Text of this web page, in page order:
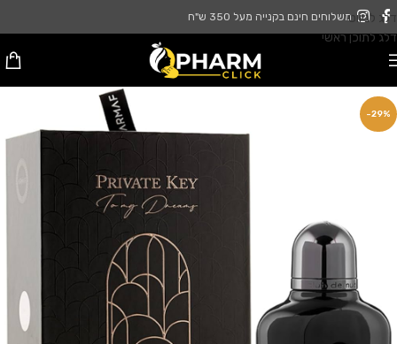
דלג לניווט
דלג לתוכן ראשי
משלוחים חינם בקנייה מעל 350 ש"ח
-29%